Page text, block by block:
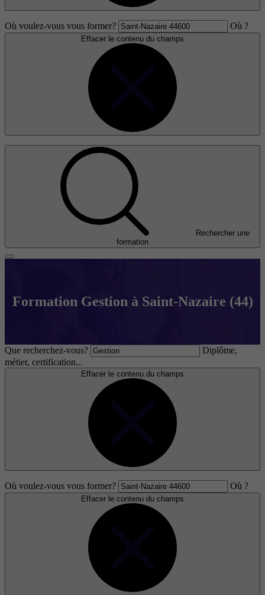
Où voulez-vous vous former? Où ?
Effacer le contenu du champs
Rechercher une
formation
Formation Gestion à Saint-Nazaire (44)
Que recherchez-vous?
Diplôme,
métier, certification...
Effacer le contenu du champs
Où voulez-vous vous former? Où ?
Effacer le contenu du champs